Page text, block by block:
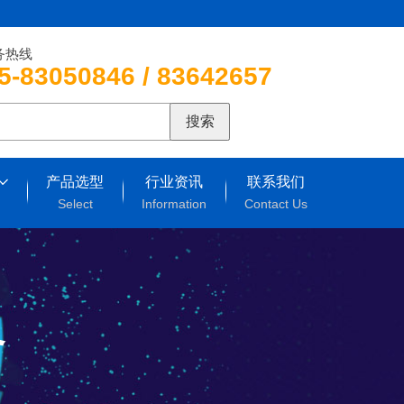
热线
83050846 / 83642657
搜索
产品选型
Select
行业资讯
Information
联系我们
Contact Us